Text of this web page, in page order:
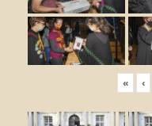
« ‹